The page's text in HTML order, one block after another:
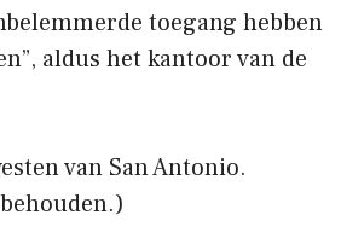
toegang hebben
aldus het kantoor van de
van San Antonio.